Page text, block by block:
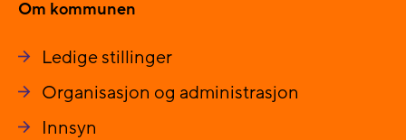
Om kommunen
Ledige stillinger
Organisasjon og administrasjon
Innsyn